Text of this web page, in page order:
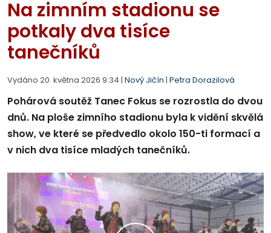
Na zimním stadionu se
potkaly dva tisíce
tanečníků
Vydáno 20. května 2026 9:34 | Nový Jičín | Petra Dorazilová
Pohárová soutěž Tanec Fokus se rozrostla do dvou
dnů. Na ploše zimního stadionu byla k vidění skvělá
show, ve které se předvedlo okolo 150-ti formací a
v nich dva tisíce mladých tanečníků.